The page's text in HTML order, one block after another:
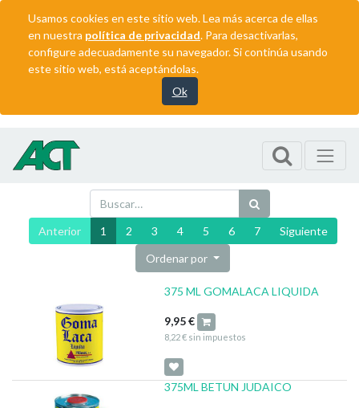
Usamos cookies en este sitio web. Lea más acerca de ellas
en nuestra política de privacidad. Para desactivarlas,
configure adecuadamente su navegador. Si continúa usando
este sitio web, está aceptándolas.
Ok
Anterior 1 2 3 4 5 6 7
Siguiente
Ordenar por
375 ML GOMALACA LIQUIDA
9,95€
8,22€ sin impuestos
375ML BETUN JUDAICO